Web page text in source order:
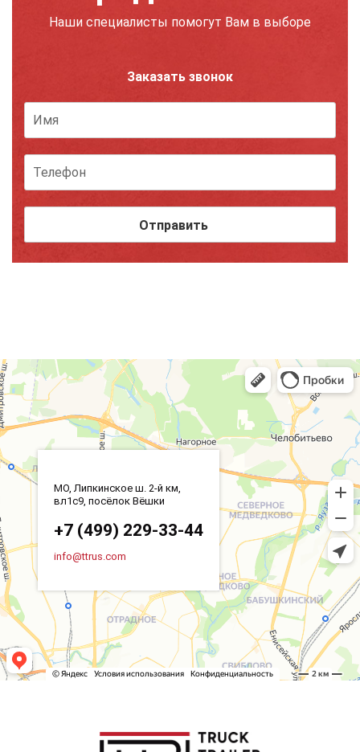
Наши специалисты помогут Вам в выборе
Заказать звонок
МО, Липкинское ш. 2-й км,
вл1с9, посёлок Вёшки
+7 (499) 229-33-44
info@ttrus.com